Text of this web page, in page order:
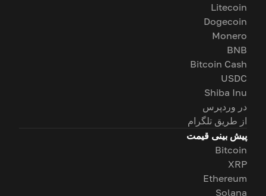
Litecoin
Dogecoin
Monero
BNB
Bitcoin Cash
USDC
Shiba Inu
در وردپرس
از طریق تلگرام
پیش بینی قیمت
Bitcoin
XRP
Ethereum
Solana